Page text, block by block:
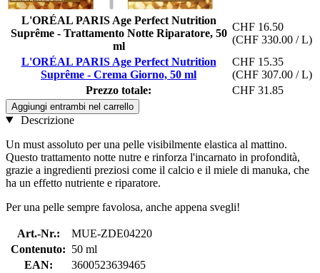
L'ORÉAL PARIS Age Perfect Nutrition
Suprême - Trattamento Notte Riparatore, 50
ml
CHF 16.50
(CHF 330.00 / L)
L'ORÉAL PARIS Age Perfect Nutrition
Suprême - Crema Giorno, 50 ml
CHF 15.35
(CHF 307.00 / L)
Prezzo totale:
CHF 31.85
Aggiungi entrambi nel carrello
Descrizione
Un must assoluto per una pelle visibilmente elastica al mattino.
Questo trattamento notte nutre e rinforza l'incarnato in profondità,
grazie a ingredienti preziosi come il calcio e il miele di manuka, che
ha un effetto nutriente e riparatore.
Per una pelle sempre favolosa, anche appena svegli!
Art.-Nr.:
MUE-ZDE04220
Contenuto: 50 ml
EAN:
3600523639465